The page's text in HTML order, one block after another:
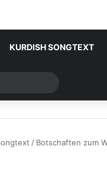
KURDISH SONGTEXT
nach
/ Botschaften zum